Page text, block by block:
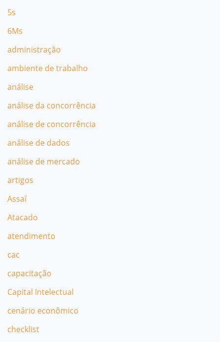
5s
6Ms
administração
ambiente de trabalho
análise
análise da concorrência
análise de concorrência
análise de dados
análise de mercado
artigos
Assaí
Atacado
atendimento
cac
capacitação
Capital Intelectual
cenário econômico
checklist